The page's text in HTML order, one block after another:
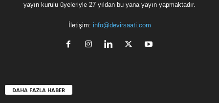
yayın kurulu üyeleriyle 27 yıldan bu yana yayın yapmaktadır.
İletişim: info@devirsaati.com
DAHA FAZLA HABER